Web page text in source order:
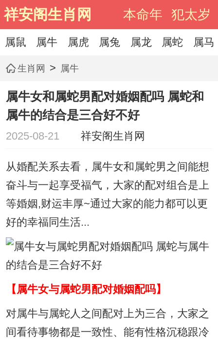
祥安阁生肖网 本命年 犯太岁
属鼠 属牛 属虎 属兔 属龙 属蛇 属马
生肖网 > 属牛
属牛女和属蛇男配对婚姻配吗 属蛇和
属牛的结合是三合好不好
2025-08-21 祥安阁生肖网
从婚配关系去看，属牛女和属蛇男之间能想
奋斗与一起享受福气，大家的配对组合是上
等婚姻,财运丰厚~通过大家的能力都可以更
好的幸福同生活...
【属牛女与属蛇男配对婚姻配吗】
对属牛与属蛇人之间配对上为三合，大家之
间看待事物都是一致性、能有性格沉稳跟冷